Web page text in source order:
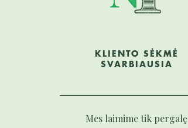
KLIENTO SĖKMĖ
SVARBIAUSIA
Mes laimime tik pergalę